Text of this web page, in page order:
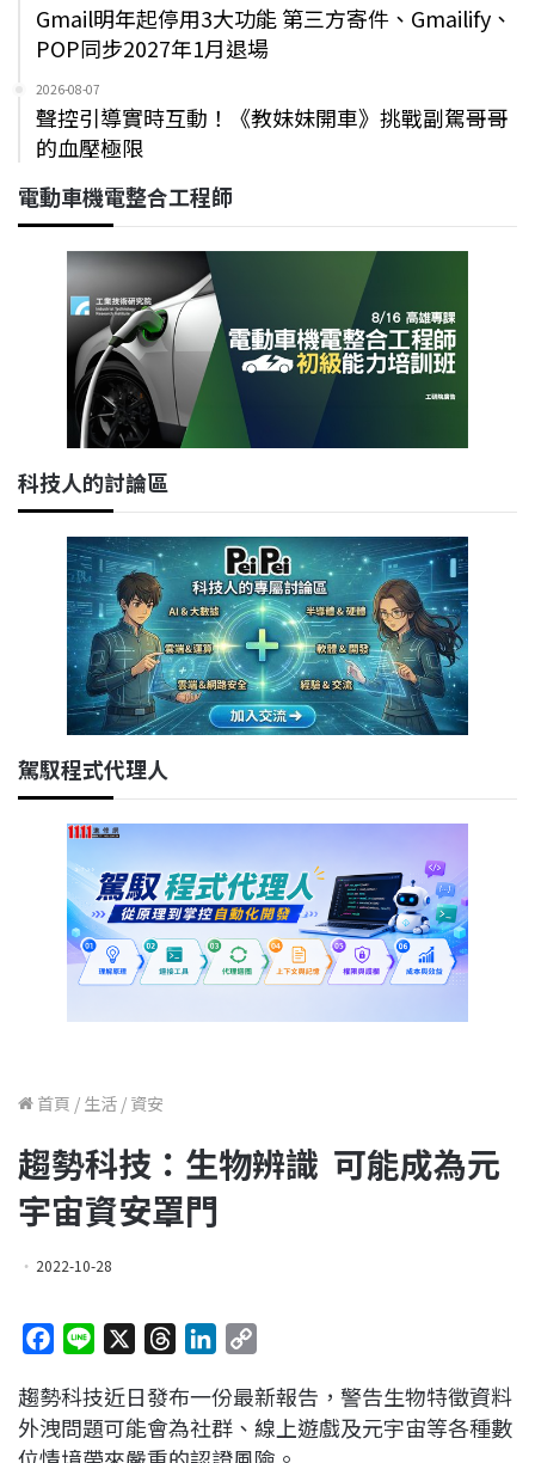
Gmail明年起停用3大功能 第三方寄件、Gmailify、
POP同步2027年1月退場
2026-08-07
聲控引導實時互動！《教妹妹開車》挑戰副駕哥哥
的血壓極限
電動車機電整合工程師
科技人的討論區
駕馭程式代理人